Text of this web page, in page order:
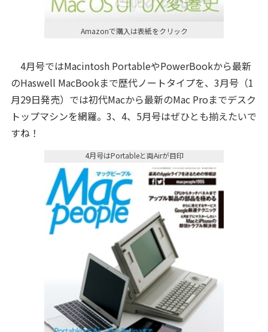
Amazonで購入は表紙をクリック
4月号ではMacintosh PortableやPowerBookから最新
のHaswell MacBookまで歴代ノートタイプを、3月号（1
月29日発売）では初代Macから最新のMac Proまでデスク
トップマシンを網羅。3、4、5月号はぜひとも揃えたいで
すね！
4月号はPortableと両Airが目印